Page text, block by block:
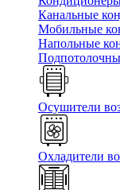
Канальные
Мобильные
Напольные
Осушители
Охладители